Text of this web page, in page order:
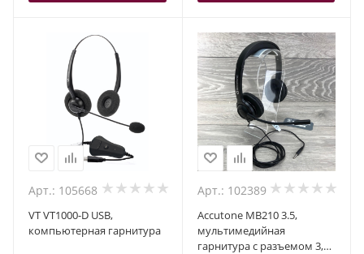
Арт.: 105668
VT VT1000-D USB,
компьютерная гарнитура
Арт.: 102389
Accutone MB210 3.5,
мультимедийная
гарнитура с разъемом 3,5